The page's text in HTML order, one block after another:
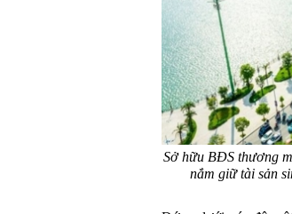
Sở hữu BĐS thương
nắm giữ tài sản